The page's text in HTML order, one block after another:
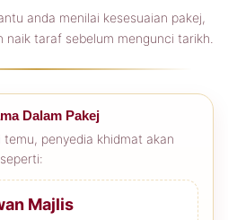
anda menilai kesesuaian pakej,
naik taraf sebelum mengunci tarikh.
Dalam Pakej
penyedia khidmat akan
Majlis